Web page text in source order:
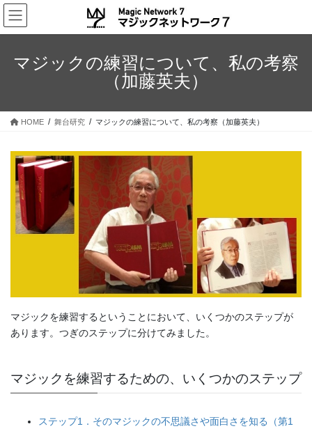
コ
ン
テ
ナ
ビ
ゲ
マジックの練習について、私の考察
（加藤英夫）
HOME 舞台研究 マジックの練習について、私の考察（加藤英夫）
マジックを練習するということにおいて、いくつかのステップが
あります。つぎのステップに分けてみました。
マジックを練習するための、いくつかのステップ
ステップ1．そのマジックの不思議さや面白さを知る（第1